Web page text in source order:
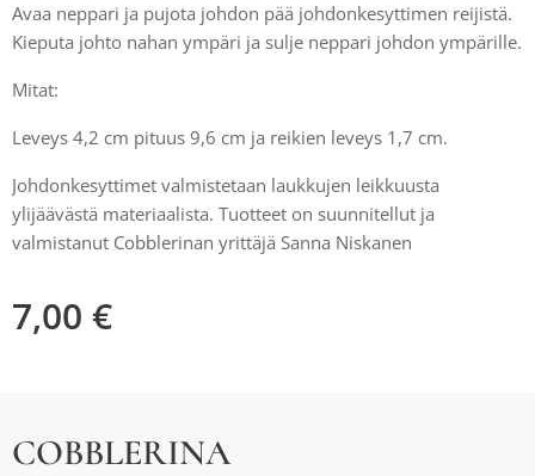
Avaa neppari ja pujota johdon pää johdonkesyttimen reijistä.
Kieputa johto nahan ympäri ja sulje neppari johdon ympärille.
Mitat:
Leveys 4,2 cm pituus 9,6 cm ja reikien leveys 1,7 cm.
Johdonkesyttimet valmistetaan laukkujen leikkuusta
ylijäävästä materiaalista. Tuotteet on suunnitellut ja
valmistanut Cobblerinan yrittäjä Sanna Niskanen
7,00 €
COBBLERINA